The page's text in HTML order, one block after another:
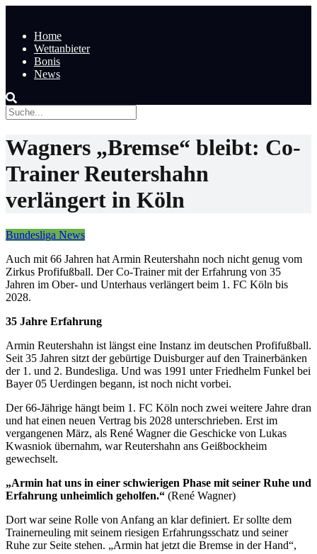
Home
Wettanbieter
Bonis
News
Wagners „Bremse“ bleibt: Co-
Trainer Reutershahn
verlängert in Köln
Bundesliga News
Auch mit 66 Jahren hat Armin Reutershahn noch nicht genug vom
Zirkus Profifußball. Der Co-Trainer mit der Erfahrung von 35
Jahren im Ober- und Unterhaus verlängert beim 1. FC Köln bis
2028.
35 Jahre Erfahrung
Armin Reutershahn ist längst eine Instanz im deutschen Profifußball.
Seit 35 Jahren sitzt der gebürtige Duisburger auf den Trainerbänken
der 1. und 2. Bundesliga. Und was 1991 unter Friedhelm Funkel bei
Bayer 05 Uerdingen begann, ist noch nicht vorbei.
Der 66-Jährige hängt beim 1. FC Köln noch zwei weitere Jahre dran
und hat einen neuen Vertrag bis 2028 unterschrieben. Erst im
vergangenen März, als René Wagner die Geschicke von Lukas
Kwasniok übernahm, war Reutershahn ans Geißbockheim
gewechselt.
„Armin hat uns in einer schwierigen Phase mit seiner Ruhe und
Erfahrung unheimlich geholfen.“ (René Wagner)
Dort war seine Rolle von Anfang an klar definiert. Er sollte dem
Trainerneuling mit seinem riesigen Erfahrungsschatz und seiner
Ruhe zur Seite stehen. „Armin hat jetzt die Bremse in der Hand“,